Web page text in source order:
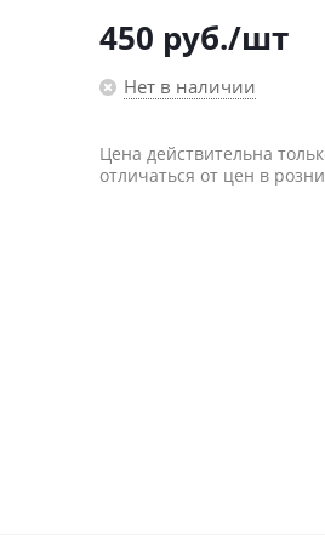
450 руб./шт
Нет в наличии
Цена действительна
отличаться от цен в